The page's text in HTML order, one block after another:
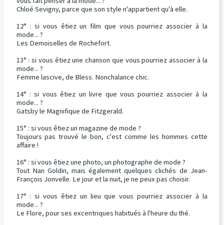
Chloé Sevigny, parce que son style n'appartient qu'à elle.
12° : si vous êtiez un film que vous pourriez associer à la
mode... ?
Les Demoiselles de Rochefort.
13° : si vous êtiez une chanson que vous pourriez associer à la
mode... ?
Femme lascive, de Bless. Nonchalance chic.
14° : si vous êtiez un livre que vous pourriez associer à la
mode... ?
Gatsby le Magnifique de Fitzgerald.
15° : si vous êtiez un magazine de mode ?
Toujours pas trouvé le bon, c'est comme les hommes cette
affaire !
16° : si vous êtiez une photo, un photographe de mode ?
Tout Nan Goldin, mais également quelques clichés de Jean-
François Jonvelle. Le jour et la nuit, je ne peux pas choisir.
17° : si vous êtiez un lieu que vous pourriez associer à la
mode... ?
Le Flore, pour ses excentriques habitués à l'heure du thé.